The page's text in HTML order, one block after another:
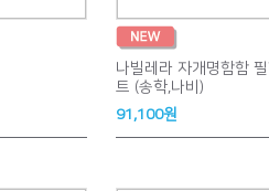
나빌레라 자개명함함
트 (송학,나비)
91,100원